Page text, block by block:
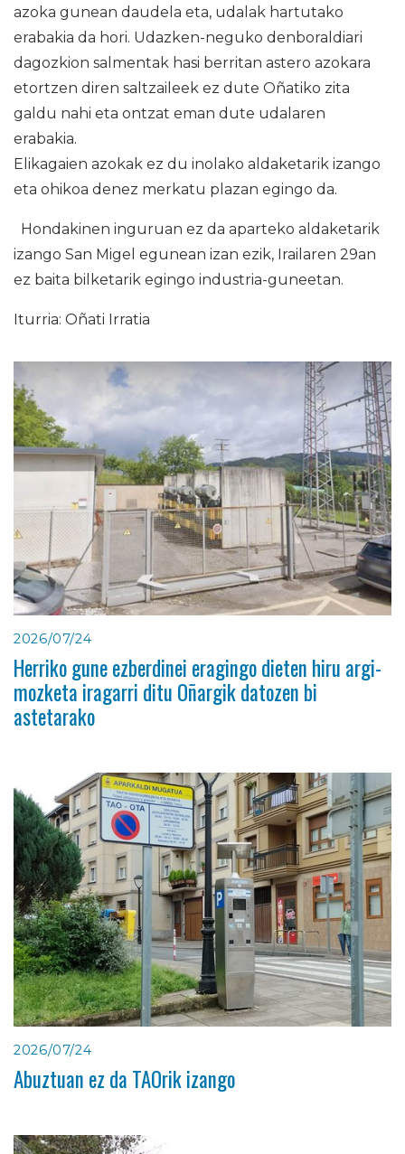
azoka gunean daudela eta, udalak hartutako
erabakia da hori. Udazken-neguko denboraldiari
dagozkion salmentak hasi berritan astero azokara
etortzen diren saltzaileek ez dute Oñatiko zita
galdu nahi eta ontzat eman dute udalaren
erabakia.
Elikagaien azokak ez du inolako aldaketarik izango
eta ohikoa denez merkatu plazan egingo da.
Hondakinen inguruan ez da aparteko aldaketarik
izango San Migel egunean izan ezik, Irailaren 29an
ez baita bilketarik egingo industria-guneetan.
Iturria: Oñati Irratia
2026/07/24
Herriko gune ezberdinei eragingo dieten hiru argi-
mozketa iragarri ditu Oñargik datozen bi
astetarako
2026/07/24
Abuztuan ez da TAOrik izango